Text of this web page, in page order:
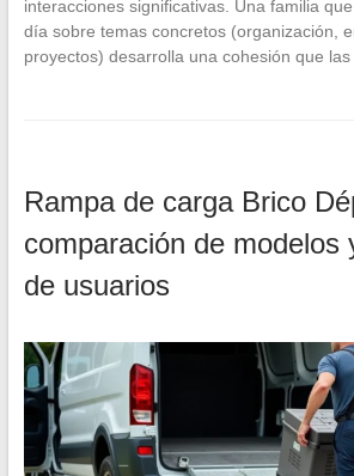
interacciones significativas. Una familia
día sobre temas concretos (organización,
proyectos) desarrolla una cohesión que las
Rampa de carga Brico
comparación de modelos
de usuarios